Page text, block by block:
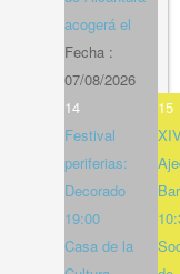
acogerá el
Fecha :
07/08/2026
14
Festival
periferias:
Decorado
19:00
Casa de la
15